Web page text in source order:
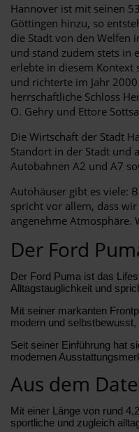
Hannover ist mit seinen
Göttingen hinzu, so
die Stadt von den Welfen
und stand zudem stets in
erlebte in diesem Kontext
und richterte im Jahr
herrschaftliche Schloss
O. Gehry und Ettore
Die Wirtschaft der Stadt
Standort in der Stadt und
Autobahnen A2 und A7
Autohäuser gibt es viele:
spricht vor allem, dass
angenehme Atmosphäre.
Der Ford
Der Ford Puma ist das
Alltagstauglichkeit und
Mit seiner markanten
modern und
Seit seiner Einführung hat
modernen
Aus dem
Mit einer Länge von rund
sportliche und zugleich